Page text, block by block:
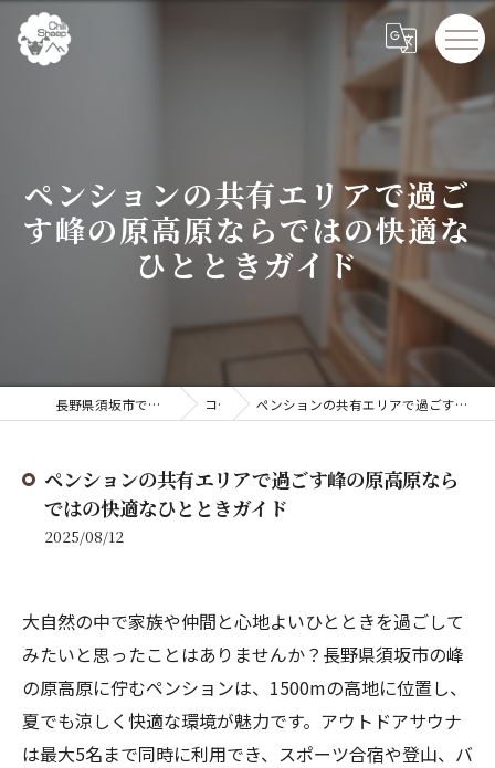
ペンションの共有エリアで過ご
す峰の原高原ならではの快適な
ひとときガイド
長野県須坂市でペンションならChillSheep コラム ペンションの共有エリアで過ごす峰の原高原ならではの快適なひとときガイド
ペンションの共有エリアで過ごす峰の原高原なら
ではの快適なひとときガイド
2025/08/12
大自然の中で家族や仲間と心地よいひとときを過ごして
みたいと思ったことはありませんか？長野県須坂市の峰
の原高原に佇むペンションは、1500mの高地に位置し、
夏でも涼しく快適な環境が魅力です。アウトドアサウナ
は最大5名まで同時に利用でき、スポーツ合宿や登山、バ